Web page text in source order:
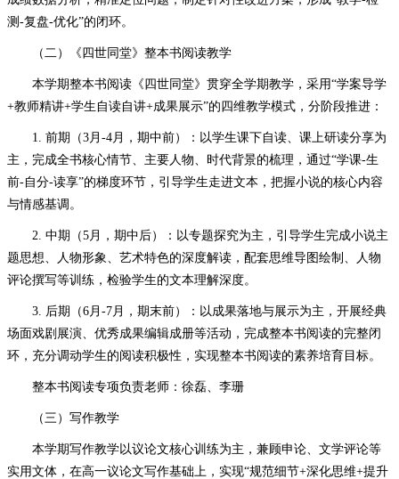
测-复盘-优化”的闭环。
（二）《四世同堂》整本书阅读教学
本学期整本书阅读《四世同堂》贯穿全学期教学，采用“学案导学
+教师精讲+学生自读自讲+成果展示”的四维教学模式，分阶段推进：
1. 前期（3月-4月，期中前）：以学生课下自读、课上研读分享为
主，完成全书核心情节、主要人物、时代背景的梳理，通过“学课-生
前-自分-读享”的梯度环节，引导学生走进文本，把握小说的核心内容
与情感基调。
2. 中期（5月，期中后）：以专题探究为主，引导学生完成小说主
题思想、人物形象、艺术特色的深度解读，配套思维导图绘制、人物
评论撰写等训练，检验学生的文本理解深度。
3. 后期（6月-7月，期末前）：以成果落地与展示为主，开展经典
场面戏剧展演、优秀成果编辑成册等活动，完成整本书阅读的完整闭
环，充分调动学生的阅读积极性，实现整本书阅读的素养培育目标。
整本书阅读专项负责老师：徐磊、李珊
（三）写作教学
本学期写作教学以议论文核心训练为主，兼顾申论、文学评论等
实用文体，在高一议论文写作基础上，实现“规范细节+深化思维+提升